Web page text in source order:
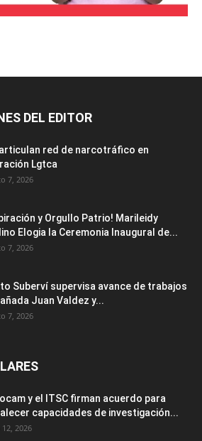
DEL EDITOR
red de narcotráfico en
Lgtca
7, 2026
y Orgullo Patrio! Marileidy
Elogia la Ceremonia Inaugural de...
7, 2026
Suberví supervisa avance de trabajos
Juan Valdez y...
7, 2026
y el ITSC firman acuerdo para
capacidades de investigación...
2026